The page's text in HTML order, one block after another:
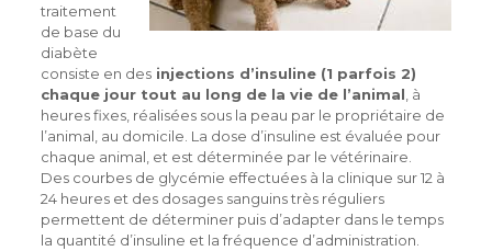
traitement
de base du
diabète
consiste en desinjections d’insuline (1 parfois 2)
chaque jour tout au long de la vie de l’animal , à
heures fixes, réalisées sous la peau par le propriétaire de
l’animal, au domicile. La dose d’insuline est évaluée pour
chaque animal, et est déterminée par le vétérinaire.
Des courbes de glycémie effectuées à la clinique sur 12 à
24 heures et des dosages sanguins très réguliers
permettent de déterminer puis d’adapter dans le temps
la quantité d’insuline et la fréquence d’administration.